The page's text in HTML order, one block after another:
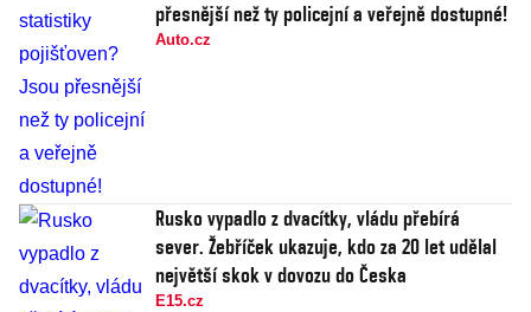
přesnější než ty policejní a veřejně dostupné!
Auto.cz
Rusko vypadlo z dvacítky, vládu přebírá
sever. Žebříček ukazuje, kdo za 20 let udělal
největší skok v dovozu do Česka
E15.cz